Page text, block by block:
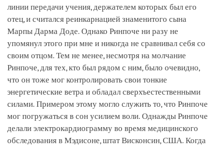
линии передачи учения, держателем которых был его
отец, и считался реинкарнацией знаменитого сына
Марпы Дарма Доде. Однако Ринпоче ни разу не
упомянул этого при мне и никогда не сравнивал себя со
своим отцом. Тем не менее, несмотря на молчание
Ринпоче, для тех, кто был рядом с ним, было очевидно,
что он тоже мог контролировать свои тонкие
энергетические ветра и обладал сверхъестественными
силами. Примером этому могло служить то, что Ринпоче
мог погружаться в сон усилием воли. Однажды Ринпоче
делали электрокардиограмму во время медицинского
обследования в Мэдисоне, штат Висконсин, США. Когда